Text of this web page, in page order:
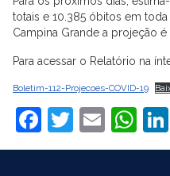
totais e 10.385 óbitos em toda
Campina Grande a projeção
Para acessar o Relatório na
Boletim-112-Projecoes-COVID-19
Facebook
Twitter
Email